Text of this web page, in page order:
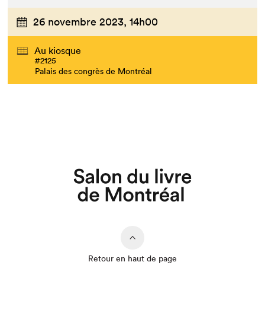
26 novembre 2023, 14h00
Au kiosque
#2125
Palais des congrès de Montréal
Retour en haut de page